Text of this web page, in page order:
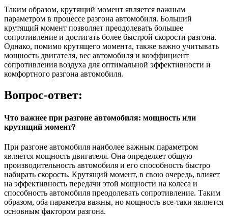
Таким образом, крутящий момент является важным
параметром в процессе разгона автомобиля. Больший
крутящий момент позволяет преодолевать большее
сопротивление и достигать более быстрой скорости разгона.
Однако, помимо крутящего момента, также важно учитывать
мощность двигателя, вес автомобиля и коэффициент
сопротивления воздуха для оптимальной эффективности и
комфортного разгона автомобиля.
Вопрос-ответ:
Что важнее при разгоне автомобиля: мощность или
крутящий момент?
При разгоне автомобиля наиболее важным параметром
является мощность двигателя. Она определяет общую
производительность автомобиля и его способность быстро
набирать скорость. Крутящий момент, в свою очередь, влияет
на эффективность передачи этой мощности на колеса и
способность автомобиля преодолевать сопротивление. Таким
образом, оба параметра важны, но мощность все-таки является
основным фактором разгона.